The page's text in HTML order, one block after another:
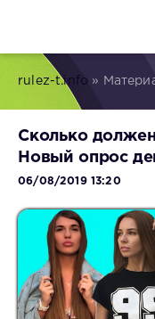
rulez-t.info »
Сколько
Новый опрос
06/08/2019 13:20